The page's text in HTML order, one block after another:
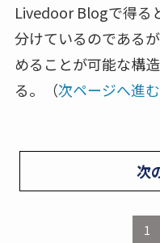
Livedoor Blogで得る
分けているのである
めることが可能な構
る。（次ページへ進む
次
1